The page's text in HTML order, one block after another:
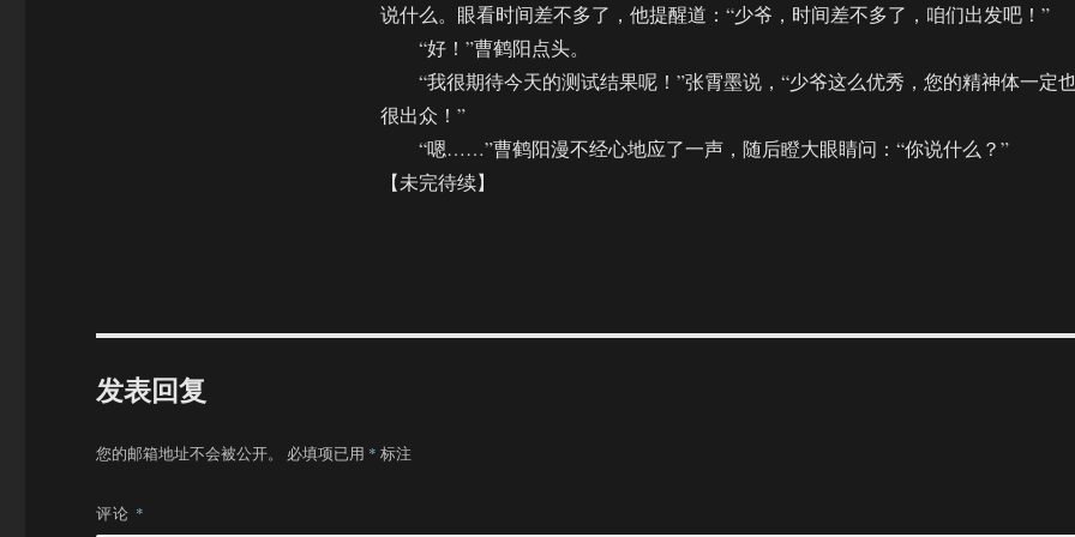
说什么。眼看时间差不多了，他提醒道：“少爷，时间差不多了，咱们出发吧！”
“好！”曹鹤阳点头。
“我很期待今天的测试结果呢！”张霄墨说，“少爷这么优秀，您的精神体一定
很出众！”
“嗯……”曹鹤阳漫不经心地应了一声，随后瞪大眼睛问：“你说什么？”
【未完待续】
发表回复
您的邮箱地址不会被公开。 必填项已用 * 标注
评论 *